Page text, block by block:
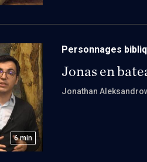
6 min
Personnages
Jonas en
Jonathan